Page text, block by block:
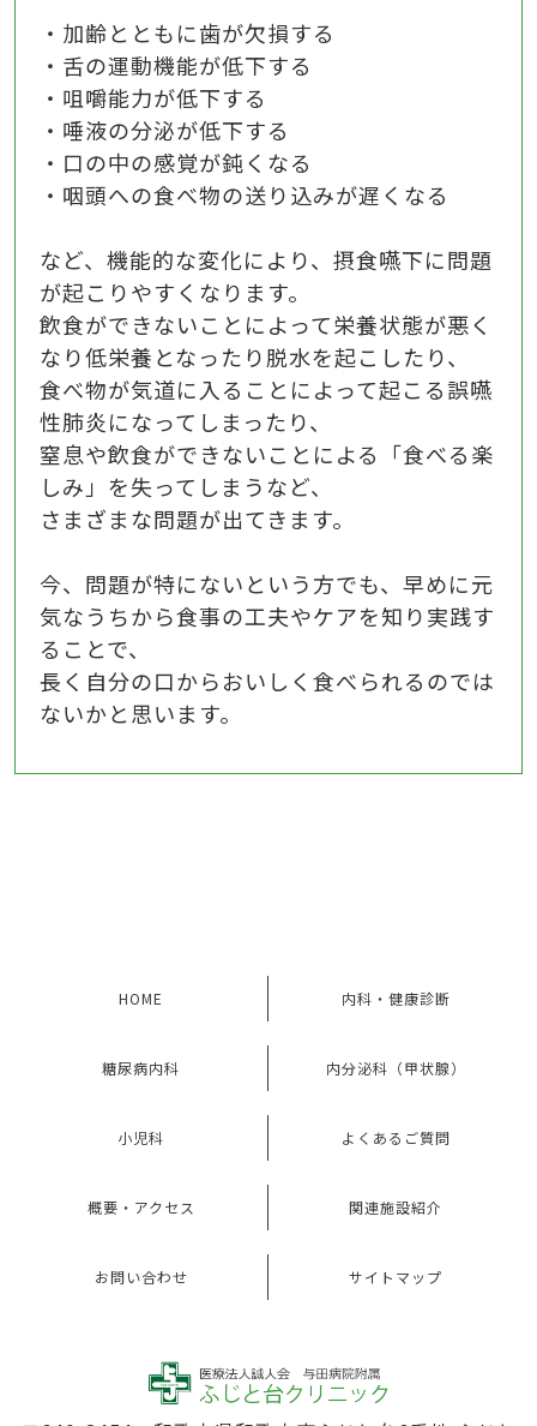
・加齢とともに歯が欠損する
・舌の運動機能が低下する
・咀嚼能力が低下する
・唾液の分泌が低下する
・口の中の感覚が鈍くなる
・咽頭への食べ物の送り込みが遅くなる
など、機能的な変化により、摂食嚥下に問題
が起こりやすくなります。
飲食ができないことによって栄養状態が悪く
なり低栄養となったり脱水を起こしたり、
食べ物が気道に入ることによって起こる誤嚥
性肺炎になってしまったり、
窒息や飲食ができないことによる「食べる楽
しみ」を失ってしまうなど、
さまざまな問題が出てきます。
今、問題が特にないという方でも、早めに元
気なうちから食事の工夫やケアを知り実践す
ることで、
長く自分の口からおいしく食べられるのでは
ないかと思います。
HOME 内科・健康診断
糖尿病内科 内分泌科（甲状腺）
小児科 よくあるご質問
概要・アクセス 関連施設紹介
お問い合わせ サイトマップ